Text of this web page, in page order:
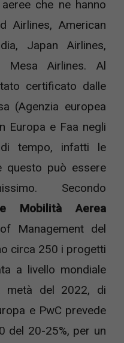
che ne hanno
Airlines, American
Japan Airlines,
Mesa Airlines. Al
certificato dalle
(Agenzia europea
Europa e Faa negli
tempo, infatti le
questo può essere
Secondo
Mobilità Aerea
Management del
circa 250 i progetti
a livello mondiale
del 2022, di
e PwC prevede
del 20-25%, per un